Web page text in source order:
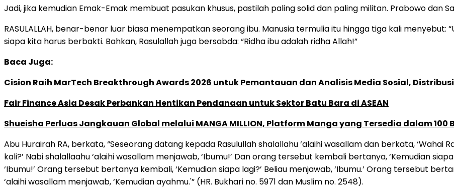
Jadi, jika kemudian Emak-Emak membuat pasukan khusus, pastilah paling solid dan paling militan. Prabowo dan
RASULALLAH, benar-benar luar biasa menempatkan seorang ibu. Manusia termulia itu hingga tiga kali menyebut:
siapa kita harus berbakti. Bahkan, Rasulallah juga bersabda: “Ridha ibu adalah ridha Allah!”
Baca Juga:
Cision Raih MarTech Breakthrough Awards 2026 untuk Pemantauan dan Analisis Media Sosial, Distribusi
Fair Finance Asia Desak Perbankan Hentikan Pendanaan untuk Sektor Batu Bara di ASEAN
Shueisha Perluas Jangkauan Global melalui MANGA MILLION, Platform Manga yang Tersedia dalam 100
Abu Hurairah RA, berkata, “Seseorang datang kepada Rasulullah shalallahu ‘alaihi wasallam dan berkata,
kali?’ Nabi shalallaahu ‘alaihi wasallam menjawab, ‘Ibumu!’ Dan orang tersebut kembali bertanya, ‘Kemudian
‘Ibumu!’ Orang tersebut bertanya kembali, ‘Kemudian siapa lagi?’ Beliau menjawab, ‘Ibumu.’ Orang tersebut
‘alaihi wasallam menjawab, ‘Kemudian ayahmu.'” (HR. Bukhari no. 5971 dan Muslim no. 2548).